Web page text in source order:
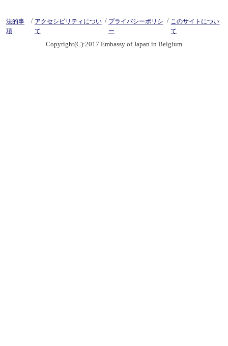
法的事
項
/ アクセシビリティについ
て
/ プライバシーポリシ
ー
/ このサイトについ
て
Copyright(C):2017 Embassy of Japan in Belgium